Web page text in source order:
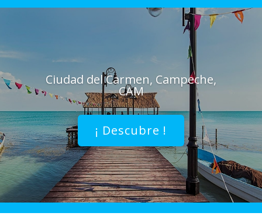
Ciudad del Carmen, Campeche,
CAM
¡ Descubre !